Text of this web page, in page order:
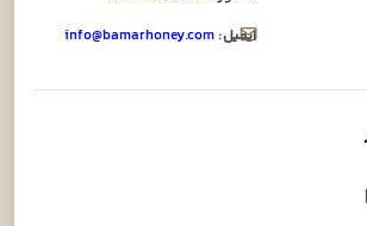
ایمیل: info@bamarhoney.com